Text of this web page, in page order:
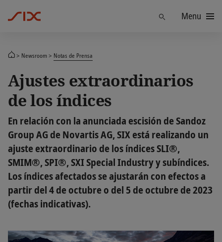
Menu
Newsroom Notas de Prensa
Ajustes extraordinarios
de los índices
En relación con la anunciada escisión de Sandoz
Group AG de Novartis AG, SIX está realizando un
ajuste extraordinario de los índices SLI®,
SMIM®, SPI®, SXI Special Industry y subíndices.
Los índices afectados se ajustarán con efectos a
partir del 4 de octubre o del 5 de octubre de 2023
(fechas indicativas).